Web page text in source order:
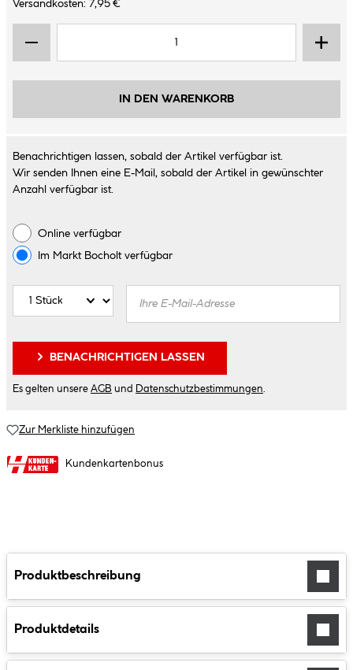
Versandkosten: 7,95 €
IN DEN WARENKORB
Benachrichtigen lassen, sobald der Artikel verfügbar ist.
Wir senden Ihnen eine E-Mail, sobald der Artikel in gewünschter
Anzahl verfügbar ist.
Online verfügbar
Im Markt Bocholtverfügbar
BENACHRICHTIGEN LASSEN
Es gelten unsere AGB und Datenschutzbestimmungen
Zur Merkliste hinzufügen
Kundenkartenbonus
Produktbeschreibung
Produktdetails